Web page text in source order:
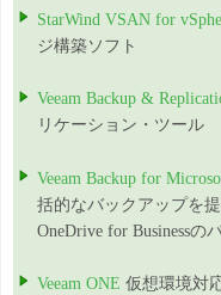
StarWind VSAN for
ジ構築ソフト
Veeam Backup &
リケーション・ツール
Veeam Backup for
括的なバックアップを提
OneDrive for Businessの
Veeam ONE 仮想環境対